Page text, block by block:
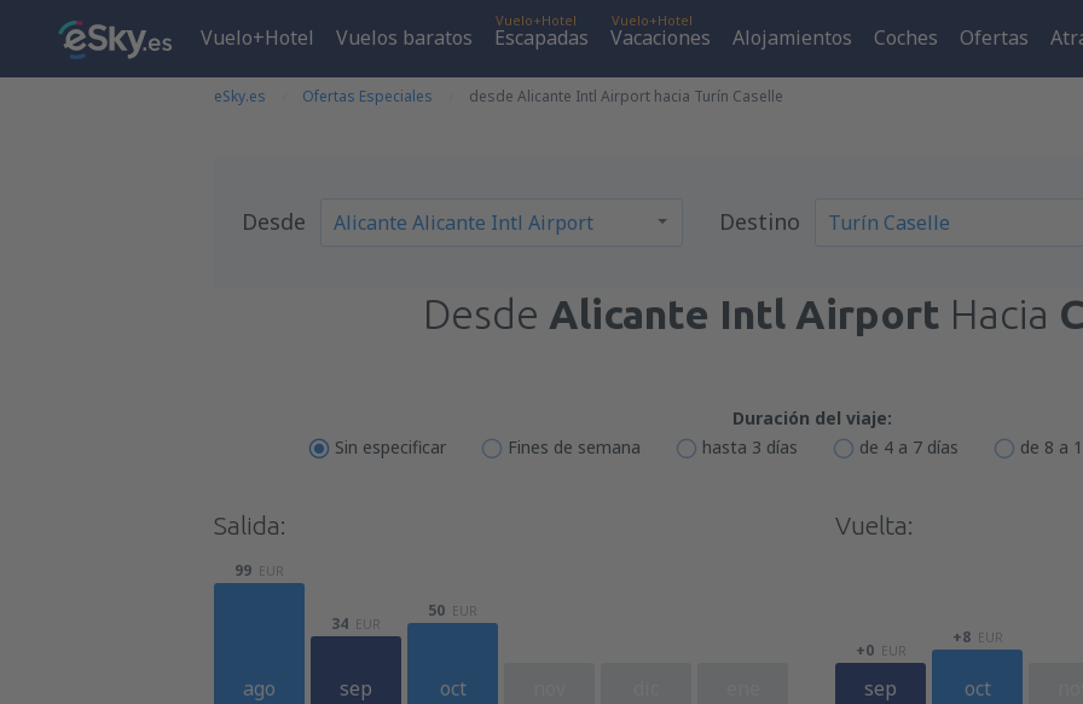
Vuelo+Hotel Vuelos baratos
Vuelo+Hotel
Escapadas
Vuelo+Hotel
Vacaciones Alojamientos Coches Ofertas
eSky.es Ofertas Especiales desde Alicante Intl Airport hacia Turín Caselle
Desde Destino
Desde Alicante Intl Airport Hacia
Duración del viaje:
Sin especificar
Fines de semana hasta 3 días de 4 a 7 días de 8 a
Salida:
ago
99 EUR
sep
34 EUR
oct
50 EUR
Vuelta:
sep
+0 EUR
oct
+8 EUR